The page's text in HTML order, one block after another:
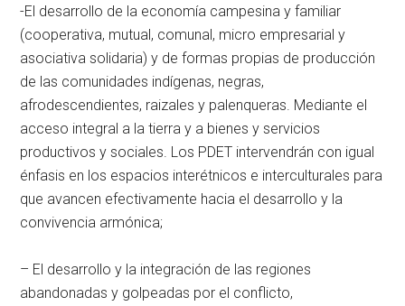
-El desarrollo de la economía campesina y familiar
(cooperativa, mutual, comunal, micro empresarial y
asociativa solidaria) y de formas propias de producción
de las comunidades indígenas, negras,
afrodescendientes, raizales y palenqueras. Mediante el
acceso integral a la tierra y a bienes y servicios
productivos y sociales. Los PDET intervendrán con igual
énfasis en los espacios interétnicos e interculturales para
que avancen efectivamente hacia el desarrollo y la
convivencia armónica;
– El desarrollo y la integración de las regiones
abandonadas y golpeadas por el conflicto,